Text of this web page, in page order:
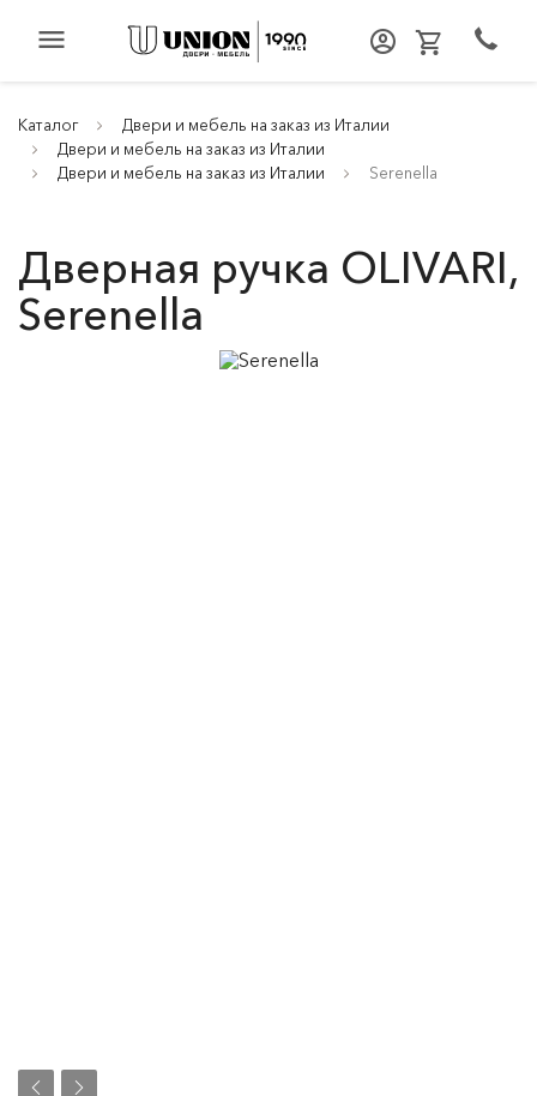
menu
Каталог
Двери и мебель на заказ из Италии
Двери и мебель на заказ из Италии
Двери и мебель на заказ из Италии
Serenella
Дверная ручка OLIVARI,
Serenella